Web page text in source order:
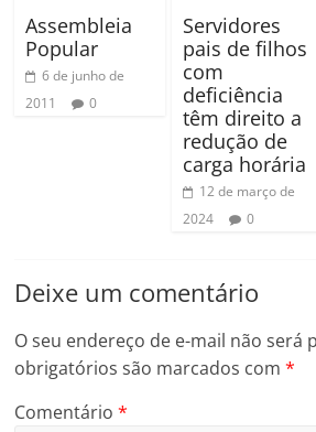
Assembleia
Popular
6 de junho de
2011
0
Servidores
pais de filhos
com
deficiência
têm direito a
redução de
carga horária
12 de março de
2024
0
Deixe um comentário
O seu endereço de e-mail não será
obrigatórios são marcados com*
Comentário*